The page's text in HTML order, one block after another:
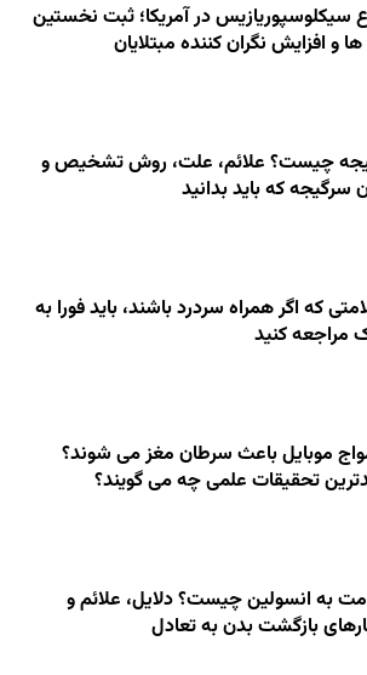
سیکلوسپوریازیس در آمریکا؛ ثبت نخستین
و افزایش نگران کننده مبتلایان
چیست؟ علائم، علت، روش تشخیص و
سرگیجه که باید بدانید
که اگر همراه سردرد باشند، باید فورا به
مراجعه کنید
موبایل باعث سرطان مغز می شوند؟
تحقیقات علمی چه می گویند؟
به انسولین چیست؟ دلایل، علائم و
بازگشت بدن به تعادل